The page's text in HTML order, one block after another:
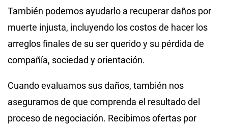
También podemos ayudarlo a recuperar daños por
muerte injusta, incluyendo los costos de hacer los
arreglos finales de su ser querido y su pérdida de
compañía, sociedad y orientación.
Cuando evaluamos sus daños, también nos
aseguramos de que comprenda el resultado del
proceso de negociación. Recibimos ofertas por